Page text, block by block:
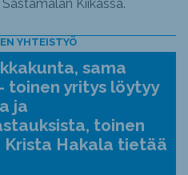
Kiikassa.
YHTEISTYÖ
sama
toinen yritys löytyy
ja
toinen
Krista Hakala tietää